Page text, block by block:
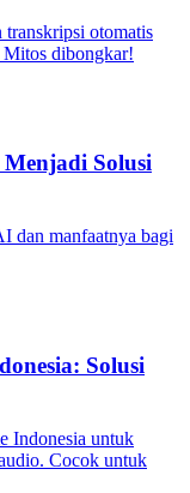
transkripsi otomatis
Mitos dibongkar!
Solusi
dan manfaatnya bagi
Solusi
Indonesia untuk
Cocok untuk